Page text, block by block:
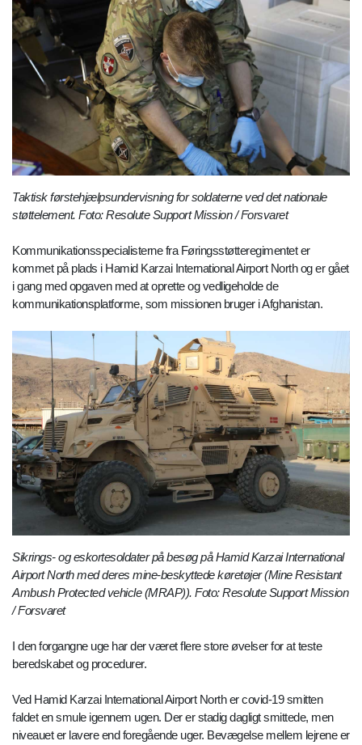
Taktisk førstehjælpsundervisning for soldaterne ved det nationale
støttelement. Foto: Resolute Support Mission / Forsvaret
Kommunikationsspecialisterne fra Føringsstøtteregimentet er
kommet på plads i Hamid Karzai International Airport North og er gået
i gang med opgaven med at oprette og vedligeholde de
kommunikationsplatforme, som missionen bruger i Afghanistan.
Sikrings- og eskortesoldater på besøg på Hamid Karzai International
Airport North med deres mine-beskyttede køretøjer (Mine Resistant
Ambush Protected vehicle (MRAP)). Foto: Resolute Support Mission
/ Forsvaret
I den forgangne uge har der været flere store øvelser for at teste
beredskabet og procedurer.
Ved Hamid Karzai International Airport North er covid-19 smitten
faldet en smule igennem ugen. Der er stadig dagligt smittede, men
niveauet er lavere end foregående uger. Bevægelse mellem lejrene er